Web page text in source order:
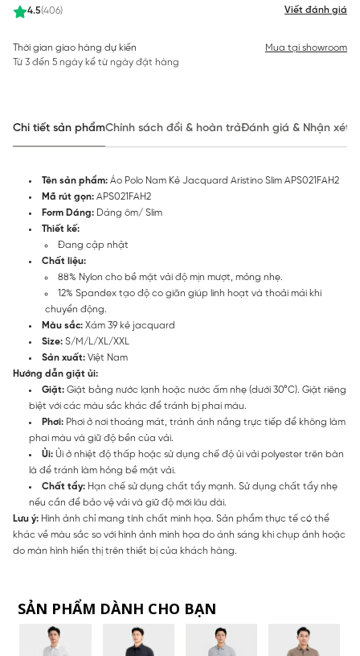
4.5(406) Viết đánh giá
Thời gian giao hàng dự kiến
Từ 3 đến 5 ngày kể từ ngày đặt hàng
Mua tại showroom
Chi tiết sản phẩmChính sách đổi & hoàn trảĐánh giá & Nhận xét
Tên sản phẩm: Áo Polo Nam Kẻ Jacquard Aristino Slim APS021FAH2
Mã rút gọn: APS021FAH2
Form Dáng: Dáng ôm/ Slim
Thiết kế:
Đang cập nhật
Chất liệu:
88% Nylon cho bề mặt vải độ mịn mượt, mỏng nhẹ.
12% Spandex tạo độ co giãn giúp linh hoạt và thoải mái khi
chuyển động.
Màu sắc: Xám 39 kẻ jacquard
Size: S/M/L/XL/XXL
Sản xuất: Việt Nam
Hướng dẫn giặt ủi:
Giặt: Giặt bằng nước lạnh hoặc nước ấm nhẹ (dưới 30°C). Giặt riêng
biệt với các màu sắc khác để tránh bị phai màu.
Phơi: Phơi ở nơi thoáng mát, tránh ánh nắng trực tiếp để không làm
phai màu và giữ độ bền của vải.
Ủi: Ủi ở nhiệt độ thấp hoặc sử dụng chế độ ủi vải polyester trên bàn
là để tránh làm hỏng bề mặt vải.
Chất tẩy: Hạn chế sử dụng chất tẩy mạnh. Sử dụng chất tẩy nhẹ
nếu cần để bảo vệ vải và giữ độ mới lâu dài.
Lưu ý: Hình ảnh chỉ mang tính chất minh họa. Sản phẩm thực tế có thể
khác về màu sắc so với hình ảnh minh họa do ánh sáng khi chụp ảnh hoặc
do màn hình hiển thị trên thiết bị của khách hàng.
SẢN PHẨM DÀNH CHO BẠN